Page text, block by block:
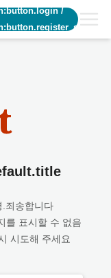
/
.죄송합니다
를 표시할 수 없음
시도해 주세요